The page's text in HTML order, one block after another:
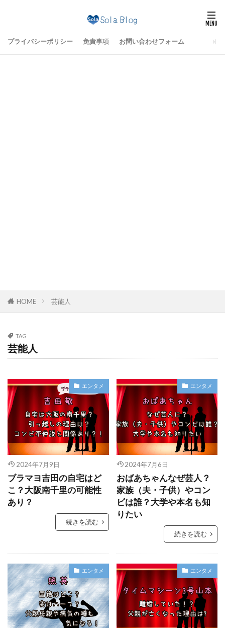
プライバシーポリシー 免責事項 お問い合わせフォーム
HOME 芸能人
TAG
芸能人
エンタメ
2024年7月9日
ブラマヨ吉田の自宅はど
こ？大阪南千里の可能性
あり？
続きを読む
エンタメ
2024年7月6日
おばあちゃんなぜ芸人？
家族（夫・子供）やコン
ビは誰？大学や本名も知
りたい
続きを読む
エンタメ エンタメ